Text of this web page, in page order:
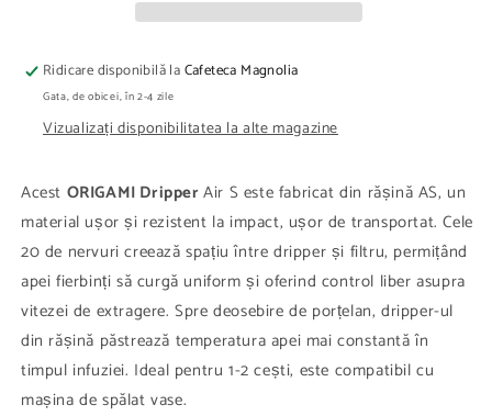
Ridicare disponibilă laCafeteca Magnolia
Gata, de obicei, în 2-4 zile
Vizualizați disponibilitatea la alte magazine
Acest ORIGAMI DripperAir S este fabricat din rășină AS, un
material ușor și rezistent la impact, ușor de transportat. Cele
20 de nervuri creează spațiu între dripper și filtru, permițând
apei fierbinți să curgă uniform și oferind control liber asupra
vitezei de extragere. Spre deosebire de porțelan, dripper-ul
din rășină păstrează temperatura apei mai constantă în
timpul infuziei. Ideal pentru 1-2 cești, este compatibil cu
mașina de spălat vase.